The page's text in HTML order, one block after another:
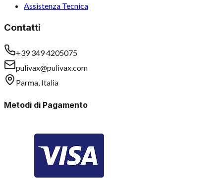
Assistenza Tecnica
Contatti
+39 349 4205075
pulivax@pulivax.com
Parma, Italia
Metodi di Pagamento